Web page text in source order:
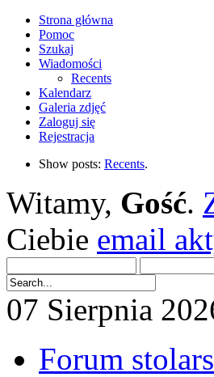
Strona główna
Pomoc
Szukaj
Wiadomości
Recents
Kalendarz
Galeria zdjęć
Zaloguj się
Rejestracja
Show posts: Recents.
Witamy, Gość.
Ciebie email
07 Sierpnia
Forum